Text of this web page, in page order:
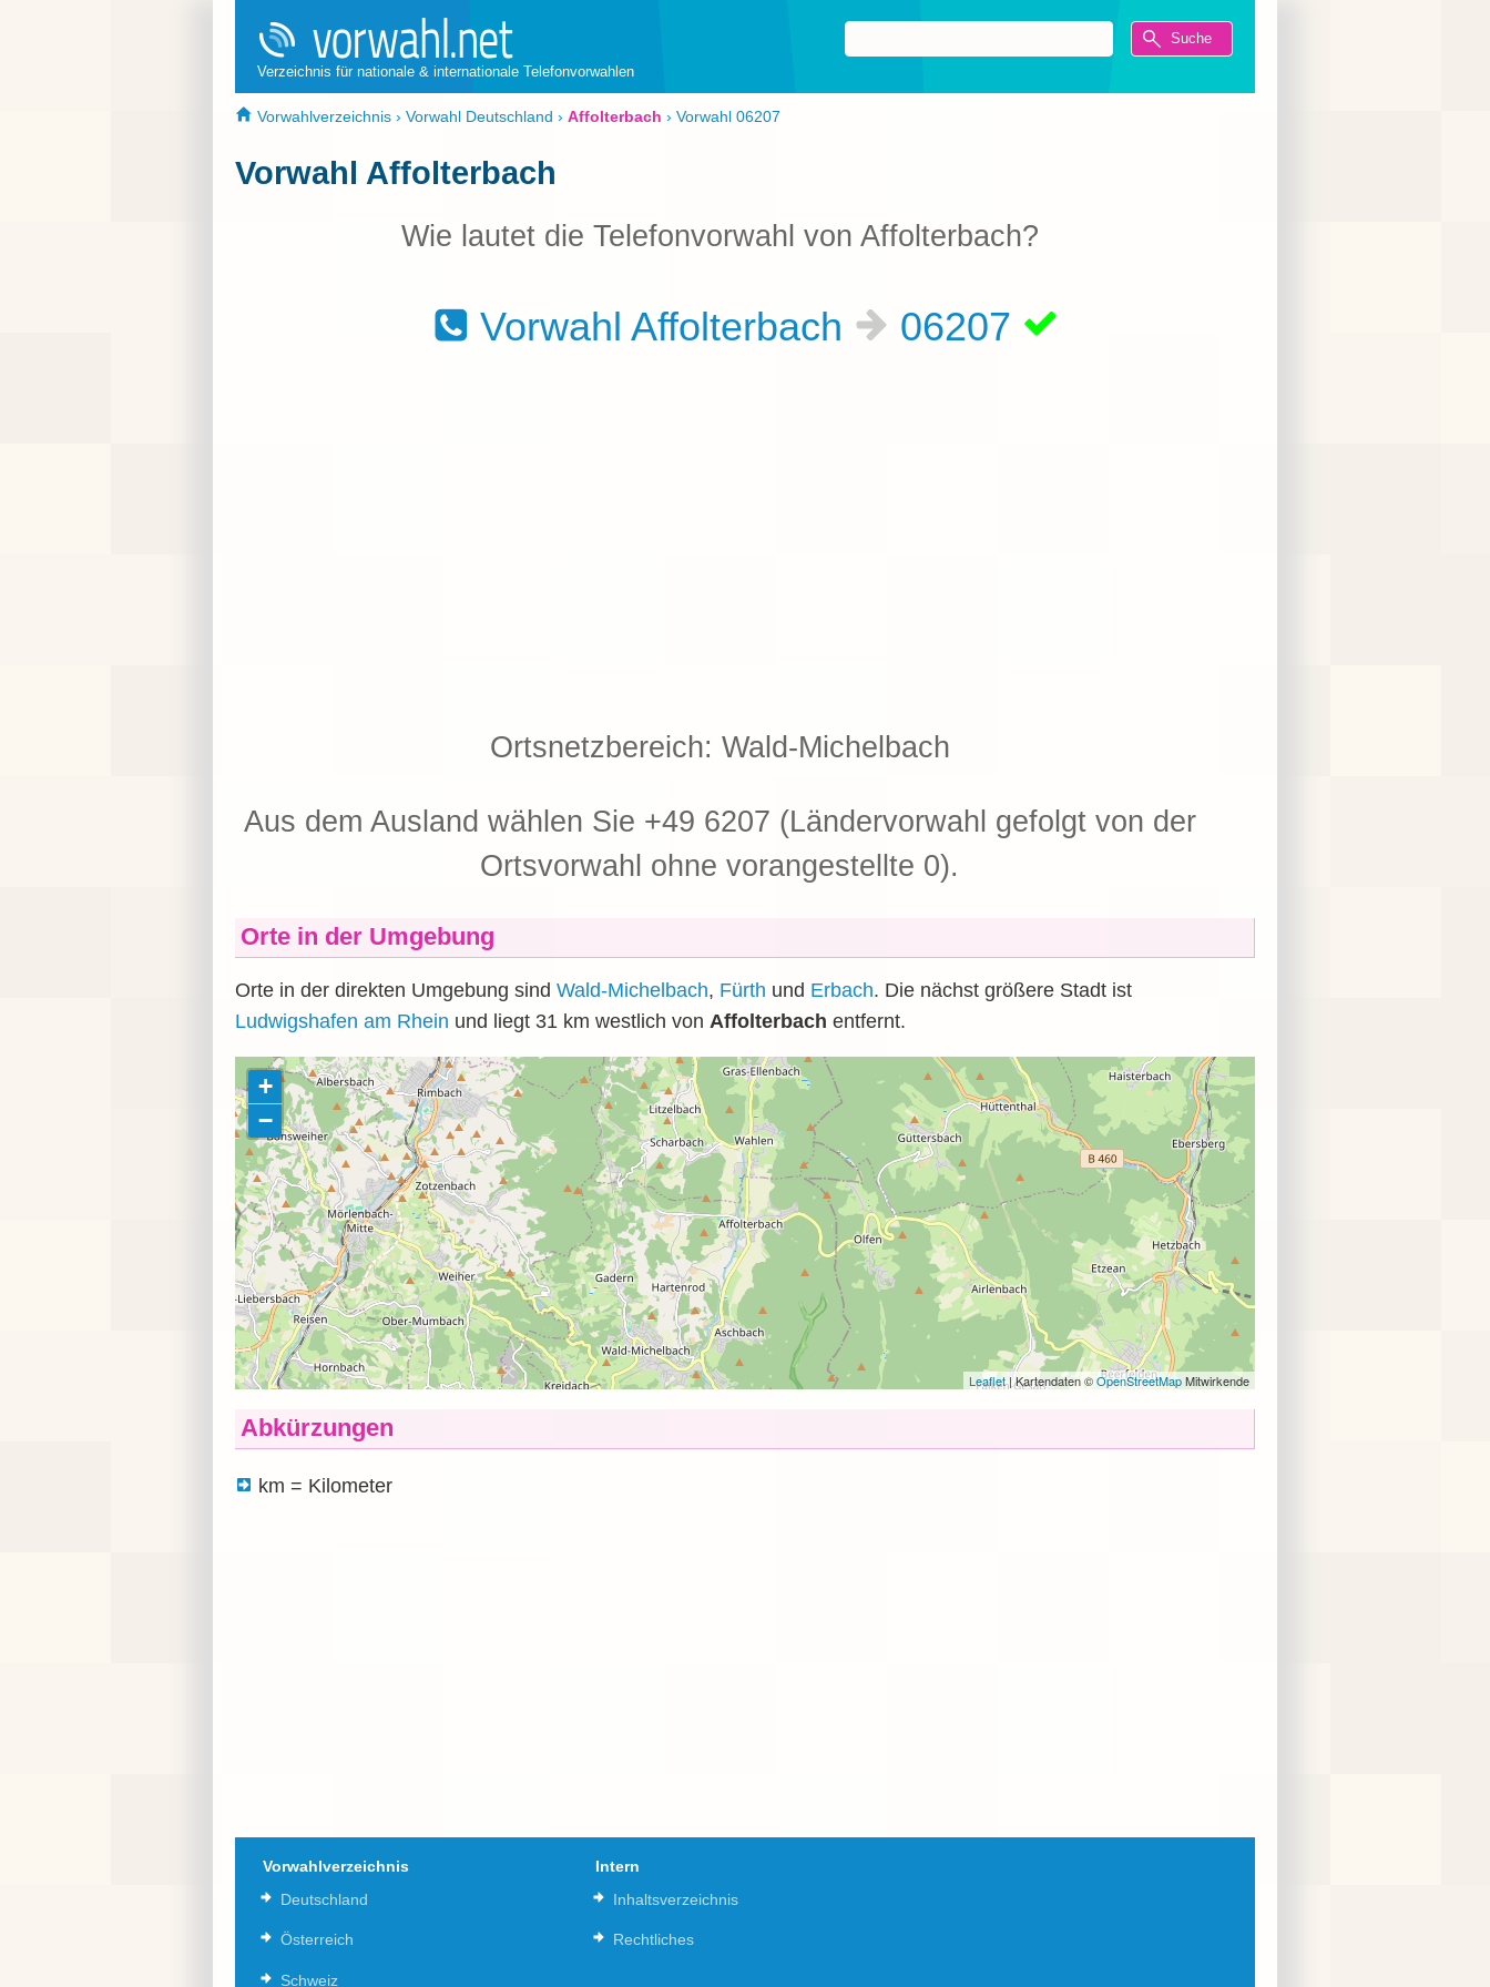
Verzeichnis für nationale & internationale Telefonvorwahlen
Vorwahlverzeichnis › Vorwahl Deutschland › Affolterbach › Vorwahl 06207
Vorwahl Affolterbach
Wie lautet die Telefonvorwahl von Affolterbach?
Vorwahl Affolterbach 06207
Ortsnetzbereich: Wald-Michelbach
Aus dem Ausland wählen Sie +49 6207 (Ländervorwahl gefolgt von der
Ortsvorwahl ohne vorangestellte 0).
Orte in der Umgebung
Orte in der direkten Umgebung sind Wald-Michelbach, Fürth und Erbach. Die nächst größere Stadt ist
Ludwigshafen am Rhein und liegt 31 km westlich von Affolterbach entfernt.
Abkürzungen
km = Kilometer
Vorwahlverzeichnis
Deutschland
Österreich
Schweiz
Intern
Inhaltsverzeichnis
Rechtliches